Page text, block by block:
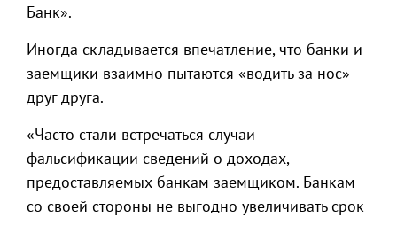
Банк».
Иногда складывается впечатление, что банки и
заемщики взаимно пытаются «водить за нос»
друг друга.
«Часто стали встречаться случаи
фальсификации сведений о доходах,
предоставляемых банкам заемщиком. Банкам
со своей стороны не выгодно увеличивать срок